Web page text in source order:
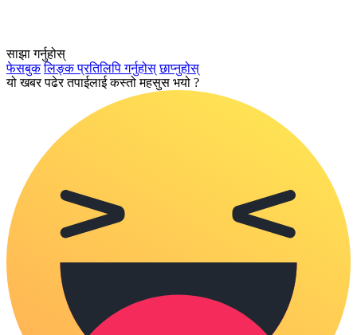
साझा गर्नुहोस्
फेसबुक लिङ्क प्रतिलिपि गर्नुहोस् छाप्नुहोस्
यो खबर पढेर तपाईलाई कस्तो महसुस भयो ?